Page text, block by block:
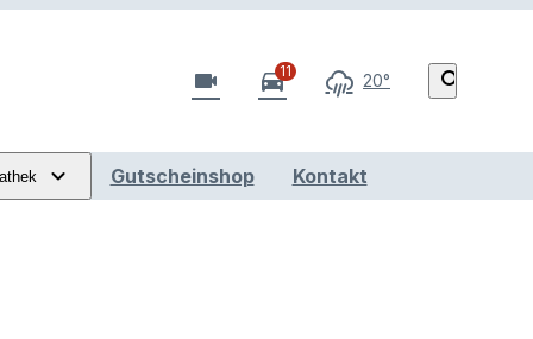
videocam directions_car11 20° search
Gutscheinshop Kontakt